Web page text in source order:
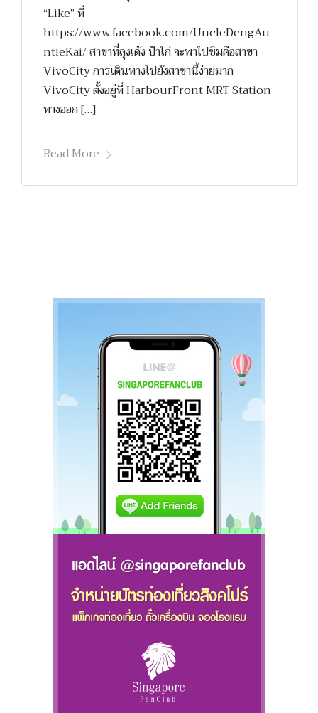
“Like” ที่
https://www.facebook.com/UncleDengAu
ntieKai/ สาขาที่ลุงเด้ง ป้าไก่ จะพาไปชิมคือสาขา
VivoCity การเดินทางไปยังสาขานี้ง่ายมาก
VivoCity ตั้งอยู่ที่ HarbourFront MRT Station
ทางออก […]
Read More